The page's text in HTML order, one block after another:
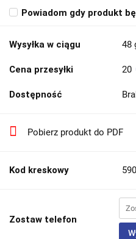
Powiadom gdy produkt
Wysyłka w ciągu 48
Cena przesyłki 20
Dostępność
Pobierz produkt do PDF
Kod kreskowy
Zostaw telefon